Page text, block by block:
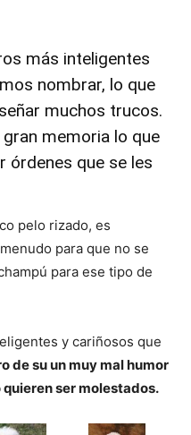
más inteligentes
nombrar, lo que
muchos trucos.
memoria lo que
órdenes que se les
pelo rizado, es
para que no se
para ese tipo de
y cariñosos que
de su un muy mal humor
ser molestados.